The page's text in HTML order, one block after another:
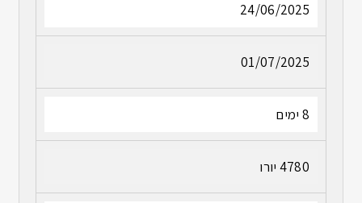
24/06/2025
01/07/2025
8 ימים
4780 יורו